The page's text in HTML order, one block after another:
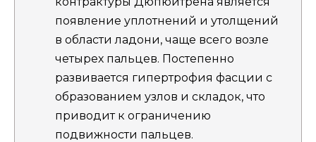
появление уплотнений и утолщений
в области ладони, чаще всего возле
четырех пальцев. Постепенно
развивается гипертрофия фасции с
образованием узлов и складок, что
приводит к ограничению
подвижности пальцев.